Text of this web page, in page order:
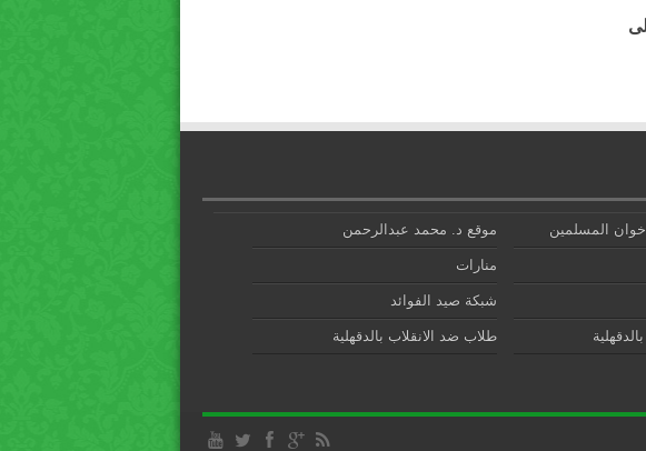
المسلمين موقع د. محمد عبدالرحمن
منارات
شبكة صيد الفوائد
طلاب ضد الانقلاب بالدقهلية